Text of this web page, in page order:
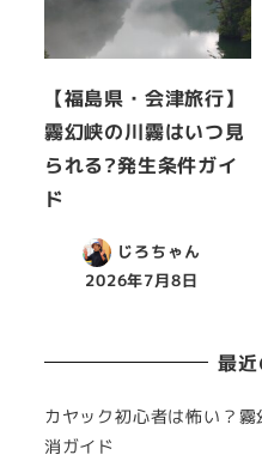
【福島県・会津旅行】
霧幻峡の川霧はいつ見
られる?発生条件ガイ
ド
じろちゃん
2026年7月8日
最
カヤック初心者は怖い？
消ガイド